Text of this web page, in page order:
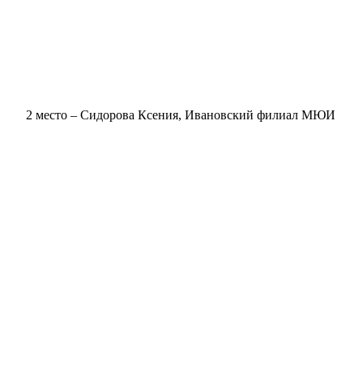
2 место – Сидорова Ксения, Ивановский филиал МЮИ